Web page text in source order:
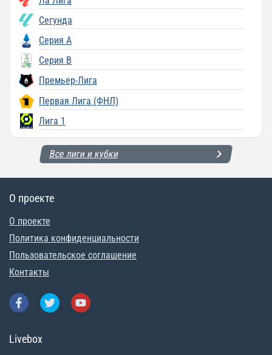
Сегунда
Серия A
Серия B
Премьер-Лига
Первая Лига (ФНЛ)
Лига 1
Все лиги и кубки
О проекте
О проекте
Политика конфиденциальности
Пользовательское соглашение
Контакты
Livebox